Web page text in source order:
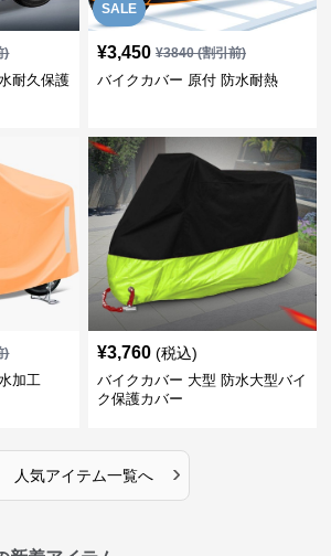
)
耐久保護
SALE
¥3,450 ¥3840(割引前)
バイクカバー 原付 防水耐熱
)
加工
¥3,760 (税込)
バイクカバー 大型 防水大型バイ
ク保護カバー
人気アイテム一覧へ ›